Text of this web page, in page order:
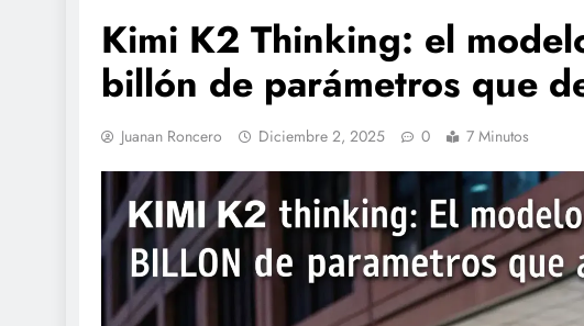
Kimi K2 Thinking: el
billón de parámetros que
Juanan Roncero Diciembre 2, 2025 0 7 Minutos